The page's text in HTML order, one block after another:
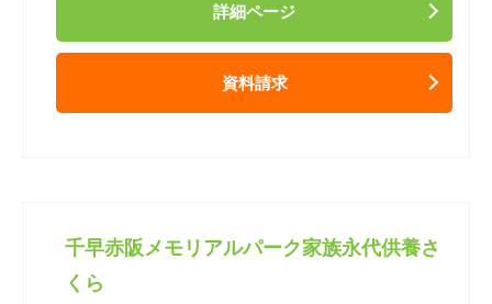
詳細ページ
資料請求
千早赤阪メモリアルパーク家族永代供養さ
くら